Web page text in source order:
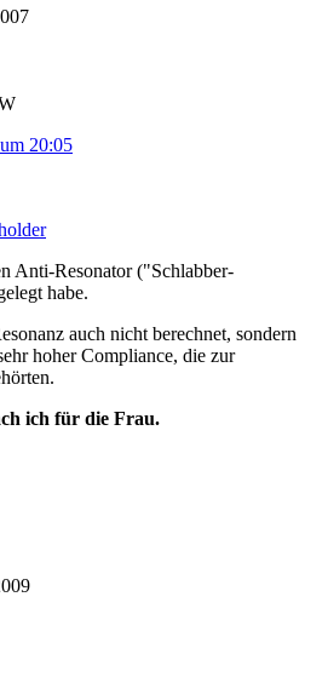
20:05
Anti-Resonator ("Schlabber-
habe.
auch nicht berechnet, sondern
hoher Compliance, die zur
ich für die Frau.